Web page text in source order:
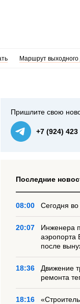
Маршрут выходного
Пришлите свою
+7 (924) 423
Последние
08:00 Сегодня во
20:07
Инженера
аэропорта
после
18:36
Движение
ремонта
18:16